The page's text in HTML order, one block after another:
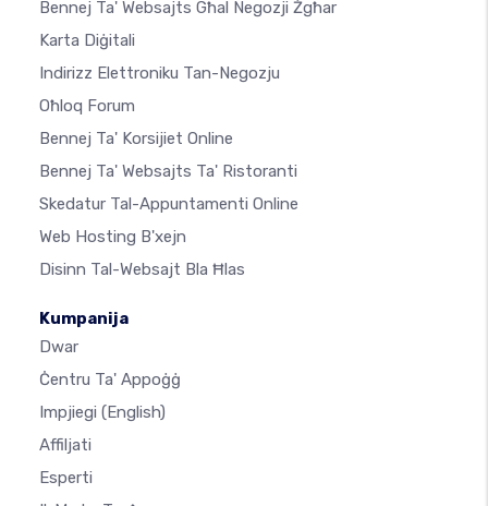
Bennej Ta' Websajts Għal Negozji Żgħar
Karta Diġitali
Indirizz Elettroniku Tan-Negozju
Oħloq Forum
Bennej Ta' Korsijiet Online
Bennej Ta' Websajts Ta' Ristoranti
Skedatur Tal-Appuntamenti Online
Web Hosting B'xejn
Disinn Tal-Websajt Bla Ħlas
Kumpanija
Dwar
Ċentru Ta' Appoġġ
Impjiegi (English)
Affiljati
Esperti